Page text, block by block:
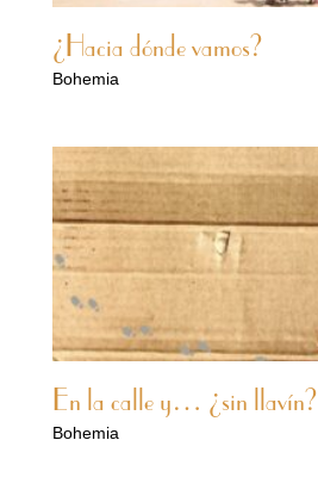
¿Hacia dónde vamos?
Bohemia
En la calle y… ¿sin llavín?
Bohemia